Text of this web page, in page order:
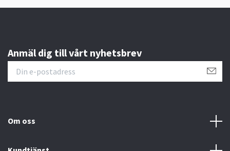
Anmäl dig till vårt nyhetsbrev
Om oss